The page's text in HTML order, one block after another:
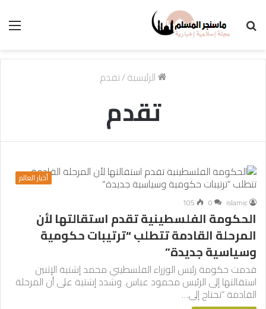
الرئيسية/تقدم
تقدم
أخبار العالم
islamic
0
105
الحكومة الفلسطينية تقدم استقالتها لأن
المرحلة القادمة تتطلب “ترتيبات حكومية
وسياسية جديدة”
قدمت حكومة رئيس الوزراء الفلسطيني محمد إشتية الإثنين
استقالتها إلى الرئيس محمود عباس. وشدد إشتية على أن المرحلة
القادمة “تحتاج إلى…